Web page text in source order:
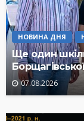
НОВИНА ДНЯ
Ще один
07.08.2026